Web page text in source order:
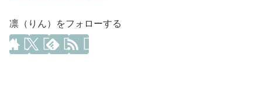
凛（りん）をフォローする